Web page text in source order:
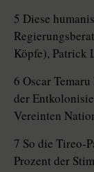
5 Diese
Köpfe), Patrick
6 Oscar
der
Vereinten
7 So die Tireo-
Prozent der